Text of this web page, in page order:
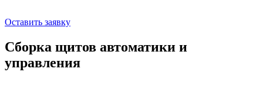
Оставить заявку
Сборка щитов автоматики и
управления